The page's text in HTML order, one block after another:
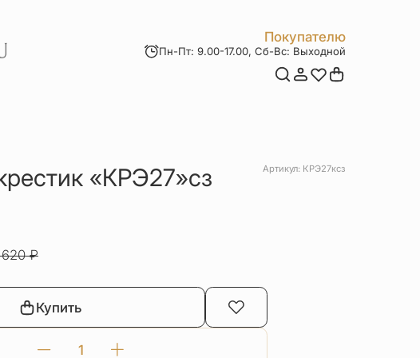
Покупателю
Акции
Пн-Пт: 9.00-17.00, Сб-Вс: Выходной
«КРЭ27»сз
Артикул: КРЭ27ксз
620₽
Купить